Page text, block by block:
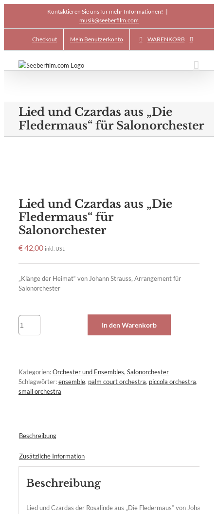
content
Kontaktieren Sie uns für mehr Informationen! |
musik@seeberfilm.com
Checkout Mein Benutzerkonto WARENKORB
Lied und Czardas aus „Die
Fledermaus“ für Salonorchester
Lied und Czardas aus „Die
Fledermaus“ für
Salonorchester
€42,00 inkl. USt.
„Klänge der Heimat“ von Johann Strauss, Arrangement für
Salonorchester
Lied
und
Fledermaus"
für
Salonorchester
Menge
In den Warenkorb
Kategorien:Orchester und Ensembles, Salonorchester
Schlagwörter:ensemble, palm court orchestra, piccola orchestra,
small orchestra
Beschreibung
Zusätzliche Information
Beschreibung
Lied und Czardas der Rosalinde aus „Die Fledermaus“ von Johann